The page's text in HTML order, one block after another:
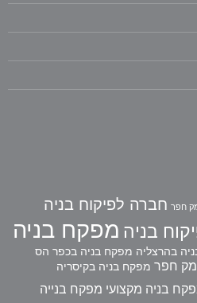
חפר חברה לפיקוח בניה
בניה מפקח בניה
בהרצליה מפקח בניה בכפר הס
חפר מפקח בניה בקיסריה
בניה מקצועי מפקח בנייה